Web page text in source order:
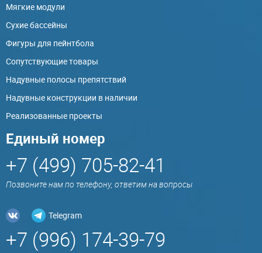
Мягкие модули
Сухие бассейны
Фигуры для пейнтбола
Сопутствующие товары
Надувные полосы препятствий
Надувные конструкции в наличии
Реализованные проекты
Единый номер
+7 (499) 705-82-41
Позвоните нам по телефону, ответим на вопросы
Telegram
+7 (996) 174-39-79